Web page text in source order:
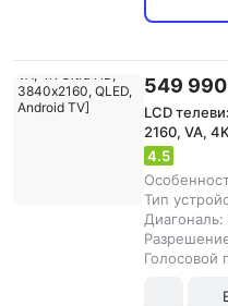
549
LCD
2160, VA,
Android TV]
4.5
Тип
Диагональ:
Голосовой